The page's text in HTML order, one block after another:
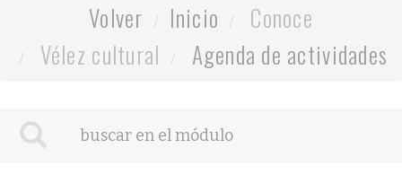
Volver Inicio
Conoce
Vélez cultural
Agenda de actividades